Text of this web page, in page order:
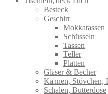
Besteck
Geschirr
Mokkatassen
Schüsseln
Tassen
Teller
Platten
Gläser & Becher
Kannen, Stövchen,
Schalen, Butterdose